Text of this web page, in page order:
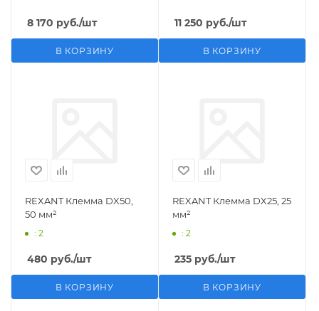
8 170 руб./шт
В КОРЗИНУ
11 250 руб./шт
В КОРЗИНУ
REXANT Клемма DX50,
50 мм²
: 2
480 руб./шт
В КОРЗИНУ
REXANT Клемма DX25, 25
мм²
: 2
235 руб./шт
В КОРЗИНУ